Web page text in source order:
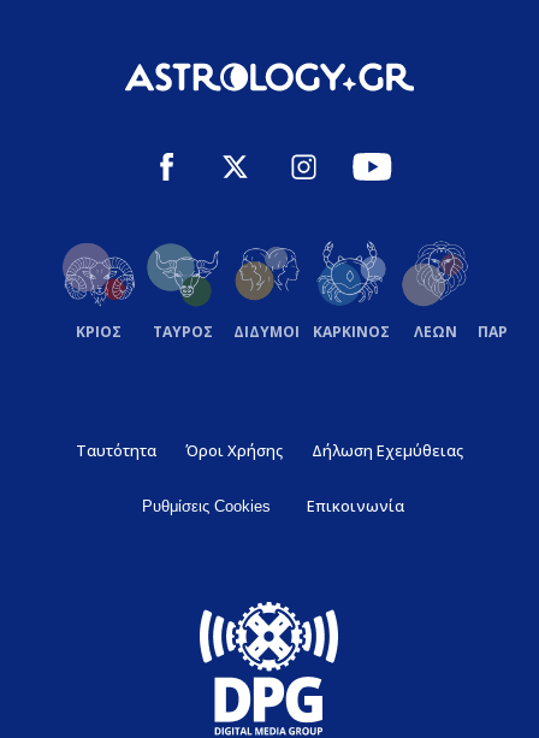
ΚΡΙΟΣ ΤΑΥΡΟΣ ΔΙΔΥΜΟΙ ΚΑΡΚΙΝΟΣ ΛΕΩΝ
Ταυτότητα Όροι Χρήσης Δήλωση Εχεμύθειας
Ρυθμίσεις Cookies Επικοινωνία